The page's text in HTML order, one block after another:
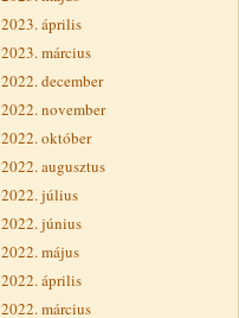
2023. április
2023. március
2022. december
2022. november
2022. október
2022. augusztus
2022. július
2022. június
2022. május
2022. április
2022. március